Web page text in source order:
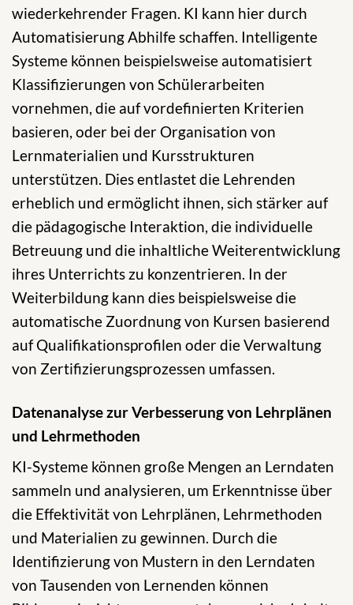
wiederkehrender Fragen. KI kann hier durch
Automatisierung Abhilfe schaffen. Intelligente
Systeme können beispielsweise automatisiert
Klassifizierungen von Schülerarbeiten
vornehmen, die auf vordefinierten Kriterien
basieren, oder bei der Organisation von
Lernmaterialien und Kursstrukturen
unterstützen. Dies entlastet die Lehrenden
erheblich und ermöglicht ihnen, sich stärker auf
die pädagogische Interaktion, die individuelle
Betreuung und die inhaltliche Weiterentwicklung
ihres Unterrichts zu konzentrieren. In der
Weiterbildung kann dies beispielsweise die
automatische Zuordnung von Kursen basierend
auf Qualifikationsprofilen oder die Verwaltung
von Zertifizierungsprozessen umfassen.
Datenanalyse zur Verbesserung von Lehrplänen
und Lehrmethoden
KI-Systeme können große Mengen an Lerndaten
sammeln und analysieren, um Erkenntnisse über
die Effektivität von Lehrplänen, Lehrmethoden
und Materialien zu gewinnen. Durch die
Identifizierung von Mustern in den Lerndaten
von Tausenden von Lernenden können